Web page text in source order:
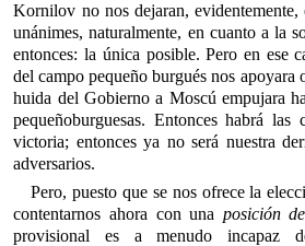
Kornilov no nos dejaran, evidentemente,
unánimes, naturalmente, en cuanto a la
entonces: la única posible. Pero en ese
del campo pequeño burgués nos apoyara
huida del Gobierno a Moscú empujara
pequeñoburguesas. Entonces habrá las
victoria; entonces ya no será nuestra
adversarios.
Pero, puesto que se nos ofrece la
contentarnos ahora con una posición
provisional es a menudo incapaz